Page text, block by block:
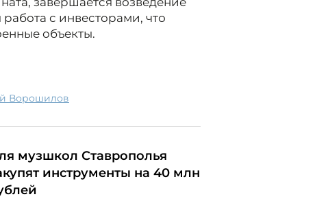
с инвесторами, что
объекты.
Ворошилов
музшкол Ставрополья
инструменты на 40 млн